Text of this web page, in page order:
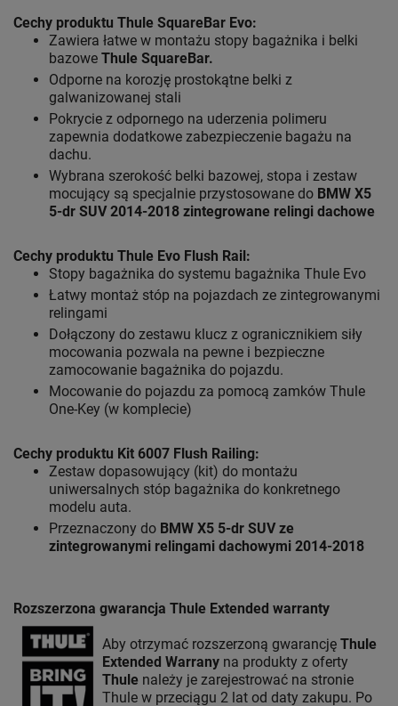
Cechy produktu Thule SquareBar Evo:
Zawiera łatwe w montażu stopy bagażnika i belki
bazowe Thule SquareBar.
Odporne na korozję prostokątne belki z
galwanizowanej stali
Pokrycie z odpornego na uderzenia polimeru
zapewnia dodatkowe zabezpieczenie bagażu na
dachu.
Wybrana szerokość belki bazowej, stopa i zestaw
mocujący są specjalnie przystosowane do BMW X5
5-dr SUV 2014-2018 zintegrowane relingi dachowe
Cechy produktu Thule Evo Flush Rail :
Stopy bagażnika do systemu bagażnika Thule Evo
Łatwy montaż stóp na pojazdach ze zintegrowanymi
relingami
Dołączony do zestawu klucz z ogranicznikiem siły
mocowania pozwala na pewne i bezpieczne
zamocowanie bagażnika do pojazdu.
Mocowanie do pojazdu za pomocą zamków Thule
One-Key (w komplecie)
Cechy produktu Kit 6007 Flush Railing:
Zestaw dopasowujący (kit) do montażu
uniwersalnych stóp bagażnika do konkretnego
modelu auta.
Przeznaczony do BMW X5 5-dr SUV ze
zintegrowanymi relingami dachowymi 2014-2018
Rozszerzona gwarancja Thule Extended warranty
Aby otrzymać rozszerzoną gwarancję Thule
Extended Warrany na produkty z oferty
Thule należy je zarejestrować na stronie
Thule w przeciągu 2 lat od daty zakupu. Po